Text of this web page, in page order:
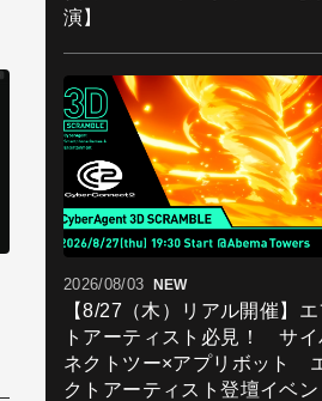
演】
2026/08/03 NEW
【8/27（木）リアル開催】エ
トアーティスト必見！ サイ
ネクトツー×アプリボット
クトアーティスト登壇イベン